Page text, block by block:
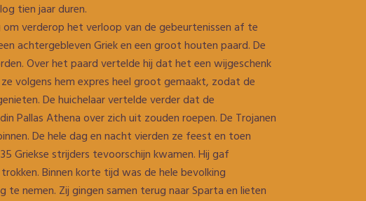
tien jaar duren.
verderop het verloop van de gebeurtenissen af te
achtergebleven Griek en een groot houten paard. De
Over het paard vertelde hij dat het een wijgeschenk
volgens hem expres heel groot gemaakt, zodat de
De huichelaar vertelde verder dat de
Pallas Athena over zich uit zouden roepen. De Trojanen
De hele dag en nacht vierden ze feest en toen
Griekse strijders tevoorschijn kwamen. Hij gaf
Binnen korte tijd was de hele bevolking
nemen. Zij gingen samen terug naar Sparta en lieten